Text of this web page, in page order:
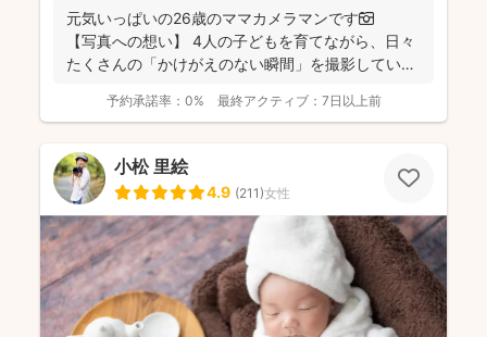
ちを大切にしています！お子さんに無理がないよう、お
喋りしながら楽しく撮影していきます(^^)
元気いっぱいの26歳のママカメラマンです📷
【写真への想い】 4人の子どもを育てながら、日々
たくさんの「かけがえのない瞬間」を撮影してい
予約承諾率： 0% 最終アクティブ： 7日以上前
小松 里絵
4.9 (211)女性